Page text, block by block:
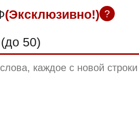
(Эксклюзивно!) ?
50)